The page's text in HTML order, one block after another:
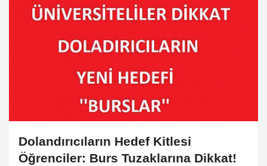
Dolandırıcıların Hedef Kitlesi
Öğrenciler: Burs Tuzaklarına Dikkat!